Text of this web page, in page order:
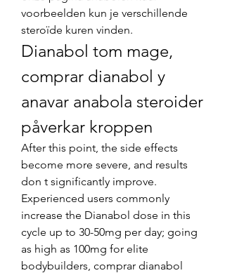
voorbeelden kun je verschillende
steroïde kuren vinden.
Dianabol tom mage,
comprar dianabol y
anavar anabola steroider
påverkar kroppen
After this point, the side effects
become more severe, and results
don t significantly improve.
Experienced users commonly
increase the Dianabol dose in this
cycle up to 30-50mg per day; going
as high as 100mg for elite
bodybuilders, comprar dianabol